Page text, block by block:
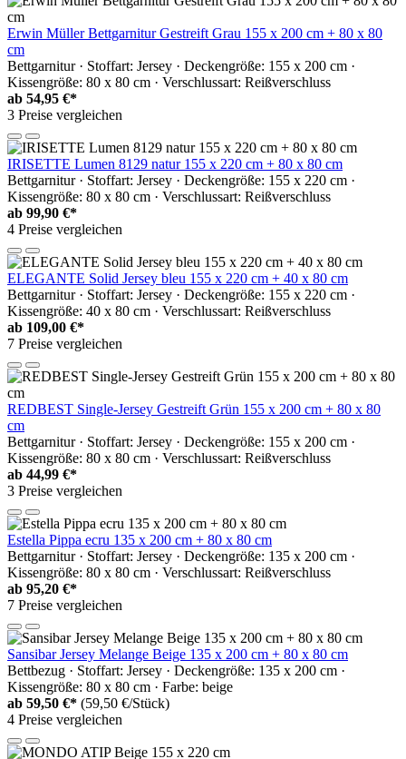
Erwin Müller Bettgarnitur Gestreift Grau 155 x 200 cm + 80 x 80
cm
Bettgarnitur · Stoffart: Jersey · Deckengröße: 155 x 200 cm ·
Kissengröße: 80 x 80 cm · Verschlussart: Reißverschluss
ab 54,95 €*
3 Preise vergleichen
IRISETTE Lumen 8129 natur 155 x 220 cm + 80 x 80 cm
Bettgarnitur · Stoffart: Jersey · Deckengröße: 155 x 220 cm ·
Kissengröße: 80 x 80 cm · Verschlussart: Reißverschluss
ab 99,90 €*
4 Preise vergleichen
ELEGANTE Solid Jersey bleu 155 x 220 cm + 40 x 80 cm
Bettgarnitur · Stoffart: Jersey · Deckengröße: 155 x 220 cm ·
Kissengröße: 40 x 80 cm · Verschlussart: Reißverschluss
ab 109,00 €*
7 Preise vergleichen
REDBEST Single-Jersey Gestreift Grün 155 x 200 cm + 80 x 80
cm
Bettgarnitur · Stoffart: Jersey · Deckengröße: 155 x 200 cm ·
Kissengröße: 80 x 80 cm · Verschlussart: Reißverschluss
ab 44,99 €*
3 Preise vergleichen
Estella Pippa ecru 135 x 200 cm + 80 x 80 cm
Bettgarnitur · Stoffart: Jersey · Deckengröße: 135 x 200 cm ·
Kissengröße: 80 x 80 cm · Verschlussart: Reißverschluss
ab 95,20 €*
7 Preise vergleichen
Sansibar Jersey Melange Beige 135 x 200 cm + 80 x 80 cm
Bettbezug · Stoffart: Jersey · Deckengröße: 135 x 200 cm ·
Kissengröße: 80 x 80 cm · Farbe: beige
ab 59,50 €* (59,50 €/Stück)
4 Preise vergleichen